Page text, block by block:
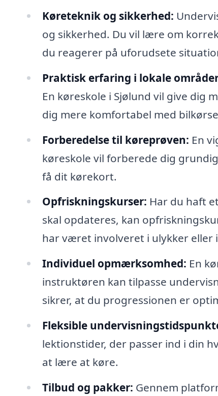
Køreteknik og sikkerhed:
og sikkerhed. Du vil lære om
du reagerer på uforudsete
Praktisk erfaring i lokale
En køreskole i Sjølund vil give dig
dig mere komfortabel med
Forberedelse til køreprøven: En
køreskole vil forberede dig
få dit kørekort.
Opfriskningskurser: Har du haft
skal opdateres, kan
har været involveret i ulykker
Individuel opmærksomhed: En
instruktøren kan tilpasse
sikrer, at du progressionen er
Fleksible
lektionstider, der passer ind i din
at lære at køre.
Tilbud og pakker: Gennem